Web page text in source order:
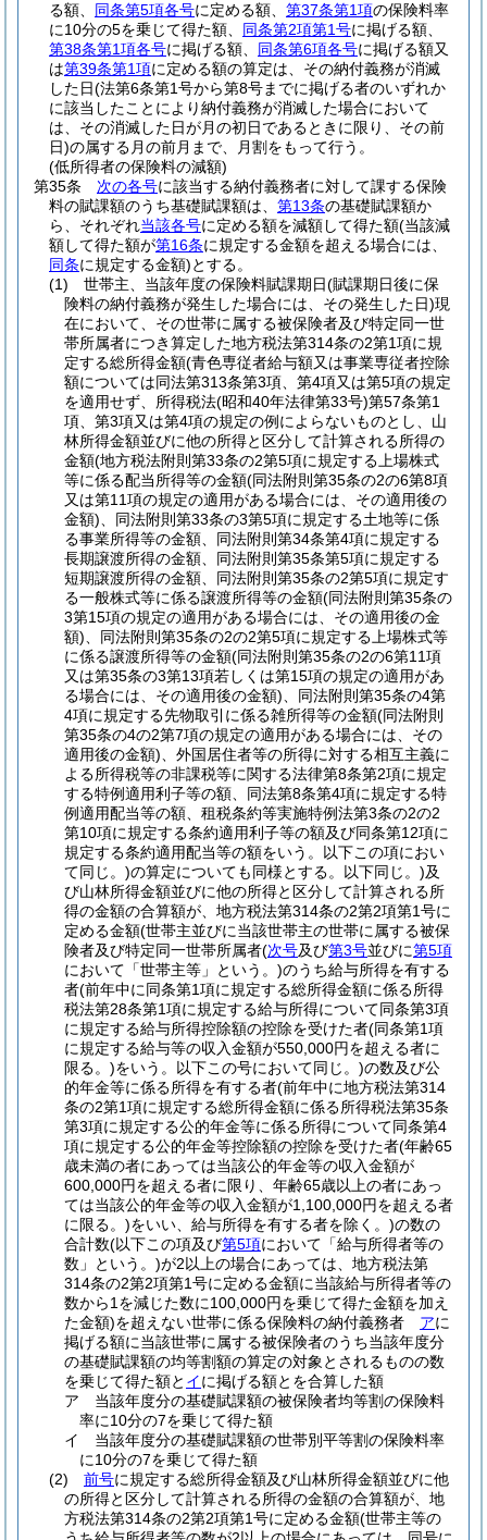
る額、 同条第5項各号に定める額、 第37条第1項の保険料率
に10分の5を乗じて得た額、 同条第2項第1号に掲げる額、
第38条第1項各号に掲げる額、 同条第6項各号に掲げる額又
は第39条第1項に定める額の算定は、その納付義務が消滅
した日(法第6条第1号から第8号までに掲げる者のいずれか
に該当したことにより納付義務が消滅した場合において
は、その消滅した日が月の初日であるときに限り、その前
日)の属する月の前月まで、月割をもって行う。
(低所得者の保険料の減額)
第35条
次の各号に該当する納付義務者に対して課する保険
料の賦課額のうち基礎賦課額は、 第13条の基礎賦課額か
ら、それぞれ当該各号に定める額を減額して得た額(当該減
額して得た額が第16条に規定する金額を超える場合には、
同条に規定する金額)とする。
(1)
世帯主、当該年度の保険料賦課期日(賦課期日後に保
険料の納付義務が発生した場合には、その発生した日)現
在において、その世帯に属する被保険者及び特定同一世
帯所属者につき算定した地方税法第314条の2第1項に規
定する総所得金額(青色専従者給与額又は事業専従者控除
額については同法第313条第3項、第4項又は第5項の規定
を適用せず、所得税法(昭和40年法律第33号)第57条第1
項、第3項又は第4項の規定の例によらないものとし、山
林所得金額並びに他の所得と区分して計算される所得の
金額(地方税法附則第33条の2第5項に規定する上場株式
等に係る配当所得等の金額(同法附則第35条の2の6第8項
又は第11項の規定の適用がある場合には、その適用後の
金額) 、同法附則第33条の3第5項に規定する土地等に係
る事業所得等の金額、同法附則第34条第4項に規定する
長期譲渡所得の金額、同法附則第35条第5項に規定する
短期譲渡所得の金額、同法附則第35条の2第5項に規定す
る一般株式等に係る譲渡所得等の金額(同法附則第35条の
3第15項の規定の適用がある場合には、その適用後の金
額) 、同法附則第35条の2の2第5項に規定する上場株式等
に係る譲渡所得等の金額(同法附則第35条の2の6第11項
又は第35条の3第13項若しくは第15項の規定の適用があ
る場合には、その適用後の金額) 、同法附則第35条の4第
4項に規定する先物取引に係る雑所得等の金額(同法附則
第35条の4の2第7項の規定の適用がある場合には、その
適用後の金額) 、外国居住者等の所得に対する相互主義に
よる所得税等の非課税等に関する法律第8条第2項に規定
する特例適用利子等の額、同法第8条第4項に規定する特
例適用配当等の額、租税条約等実施特例法第3条の2の2
第10項に規定する条約適用利子等の額及び同条第12項に
規定する条約適用配当等の額をいう。以下この項におい
て同じ。)の算定についても同様とする。以下同じ。)及
び山林所得金額並びに他の所得と区分して計算される所
得の金額の合算額が、地方税法第314条の2第2項第1号に
定める金額(世帯主並びに当該世帯主の世帯に属する被保
険者及び特定同一世帯所属者(次号及び第3号並びに第5項
において「世帯主等」という。)のうち給与所得を有する
者(前年中に同条第1項に規定する総所得金額に係る所得
税法第28条第1項に規定する給与所得について同条第3項
に規定する給与所得控除額の控除を受けた者(同条第1項
に規定する給与等の収入金額が550,000円を超える者に
限る。)をいう。以下この号において同じ。)の数及び公
的年金等に係る所得を有する者(前年中に地方税法第314
条の2第1項に規定する総所得金額に係る所得税法第35条
第3項に規定する公的年金等に係る所得について同条第4
項に規定する公的年金等控除額の控除を受けた者(年齢65
歳未満の者にあっては当該公的年金等の収入金額が
600,000円を超える者に限り、年齢65歳以上の者にあっ
ては当該公的年金等の収入金額が1,100,000円を超える者
に限る。)をいい、給与所得を有する者を除く。)の数の
合計数(以下この項及び第5項において「給与所得者等の
数」という。)が2以上の場合にあっては、地方税法第
314条の2第2項第1号に定める金額に当該給与所得者等の
数から1を減じた数に100,000円を乗じて得た金額を加え
た金額)を超えない世帯に係る保険料の納付義務者 アに
掲げる額に当該世帯に属する被保険者のうち当該年度分
の基礎賦課額の均等割額の算定の対象とされるものの数
を乗じて得た額と イに掲げる額とを合算した額
ア
当該年度分の基礎賦課額の被保険者均等割の保険料
率に10分の7を乗じて得た額
イ
当該年度分の基礎賦課額の世帯別平等割の保険料率
に10分の7を乗じて得た額
(2)
前号に規定する総所得金額及び山林所得金額並びに他
の所得と区分して計算される所得の金額の合算額が、地
方税法第314条の2第2項第1号に定める金額(世帯主等の